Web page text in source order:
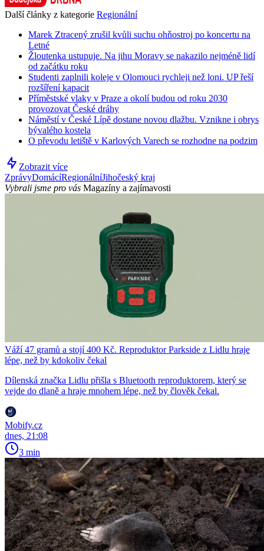
Další články z kategorie Regionální
Marek Ztracený zrušil kvůli suchu ohňostroj po koncertu na
Letné
Žloutenka ustupuje. Na jihu Moravy se nakazilo nejméně lidí
od začátku roku
Studenti zaplnili koleje v Olomouci rychleji než loni. UP řeší
rozšíření kapacit
Příměstské vlaky v Praze a okolí budou od roku 2030
provozovat České dráhy
Náměstí v České Lípě dostane novou dlažbu. Vznikne i obrys
bývalého kostela
O převodu letiště v Karlových Varech se rozhodne na podzim
Zobrazit více
ZprávyDomácíRegionálníJihočeský kraj
Vybrali jsme pro vás Magazíny a zajímavosti
Váží 47 gramů a stojí 400 Kč. Reproduktor Parkside z Lidlu hraje
lépe, než by kdokoliv čekal
Dílenská značka Lidlu přišla s Bluetooth reproduktorem, který se
vejde do dlaně a hraje mnohem lépe, než by člověk čekal.
Mobify.cz
dnes, 21:08
3 min